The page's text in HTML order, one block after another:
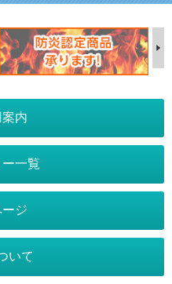
案内
一覧
バナースタンド
ジ
いて